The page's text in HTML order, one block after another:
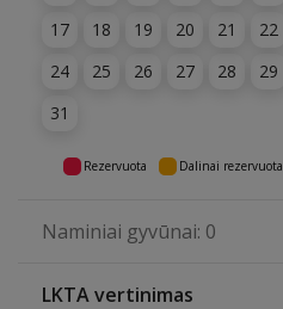
17
18 19 20 21 22
24
25 26 27 28 29
31
Rezervuota Dalinai rezervuota
Naminiai gyvūnai: 0
LKTA vertinimas